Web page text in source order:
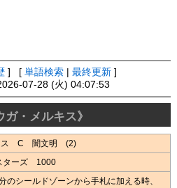
] [ 単語検索 最終更新 ]
07-28 (火) 04:07:53
ガ・メルキス》
キス C 闇文明 (2)
ターズ 1000
のシールドゾーンから手札に加える時、